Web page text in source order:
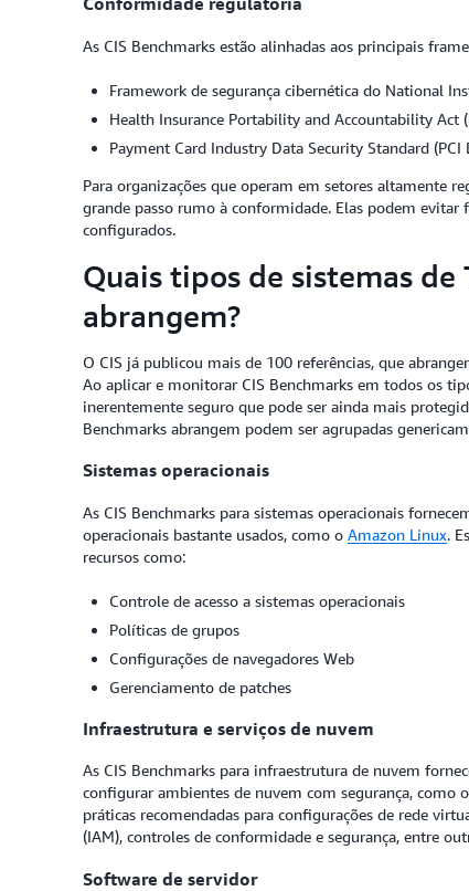
As CIS Benchmarks estão alinhadas aos principais
Framework de segurança cibernética do National
Health Insurance Portability and Accountability Act
Payment Card Industry Data Security Standard (PCI
Para organizações que operam em setores altamente
grande passo rumo à conformidade. Elas podem evitar
configurados.
Quais tipos de sistemas de
abrangem?
O CIS já publicou mais de 100 referências, que
Ao aplicar e monitorar CIS Benchmarks em todos os
inerentemente seguro que pode ser ainda mais
Benchmarks abrangem podem ser agrupadas
Sistemas operacionais
As CIS Benchmarks para sistemas operacionais
operacionais bastante usados, como o Amazon Linux.
recursos como:
Controle de acesso a sistemas operacionais
Políticas de grupos
Configurações de navegadores Web
Gerenciamento de patches
Infraestrutura e serviços de nuvem
As CIS Benchmarks para infraestrutura de nuvem
configurar ambientes de nuvem com segurança, como
práticas recomendadas para configurações de rede
(IAM), controles de conformidade e segurança, entre
Software de servidor